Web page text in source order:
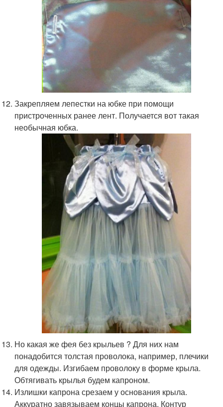
Закрепляем лепестки на юбке при помощи
пристроченных ранее лент. Получается вот такая
необычная юбка.
Но какая же фея без крыльев ? Для них нам
понадобится толстая проволока, например, плечики
для одежды. Изгибаем проволоку в форме крыла.
Обтягивать крылья будем капроном.
Излишки капрона срезаем у основания крыла.
Аккуратно завязываем концы капрона. Контур